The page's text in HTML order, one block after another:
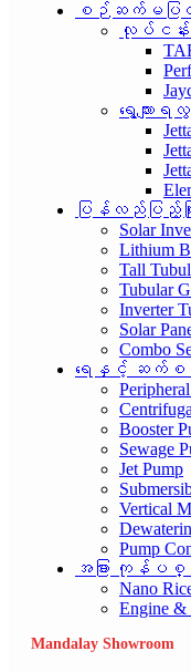
စဉ်ဆက်မပြတ်
လုပ်ငန်းသုံ
ရွေ့လျားရ
ပြန်လည်ပြည့်ဖ
Solar
Lithium
Tall
Tubular
Inverter
Solar
Combo
ရေနှင့် ဆက်စပ်ပ
Booster
Sewage
Jet Pump
Vertical
Pump
အခြား ကုန်ပစ္စ
Nano
Engine &
Mandalay Showroom